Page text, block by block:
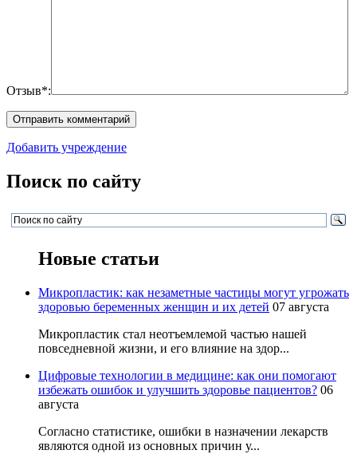
Отзыв*:
Добавить учреждение
Поиск по сайту
Новые статьи
Микропластик: как незаметные частицы могут угрожать
здоровью беременных женщин и их детей 07 августа
Микропластик стал неотъемлемой частью нашей
повседневной жизни, и его влияние на здор...
Цифровые технологии в медицине: как они помогают
избежать ошибок и улучшить здоровье пациентов? 06
августа
Согласно статистике, ошибки в назначении лекарств
являются одной из основных причин у...